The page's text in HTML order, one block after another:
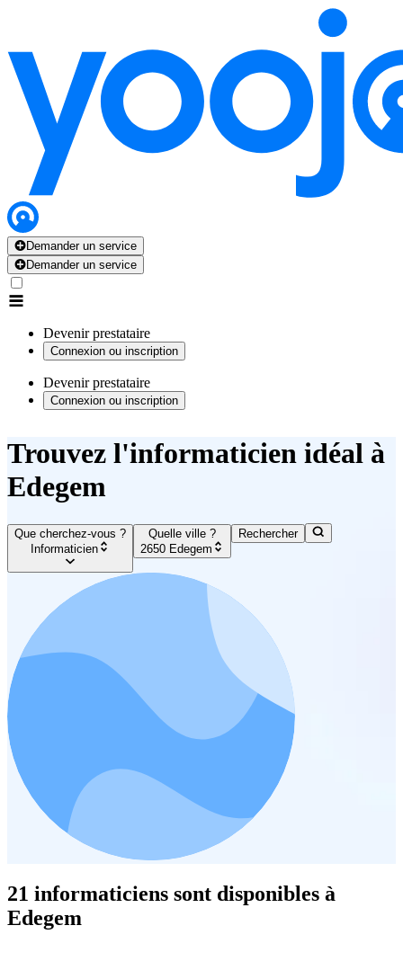
Demander un service
Demander un service
Devenir prestataire
Connexion ou inscription
Devenir prestataire
Connexion ou inscription
Trouvez l'informaticien idéal à
Edegem
Que cherchez-vous ?
Informaticien
Quelle ville ?
2650 Edegem
Rechercher
21 informaticiens sont disponibles à
Edegem